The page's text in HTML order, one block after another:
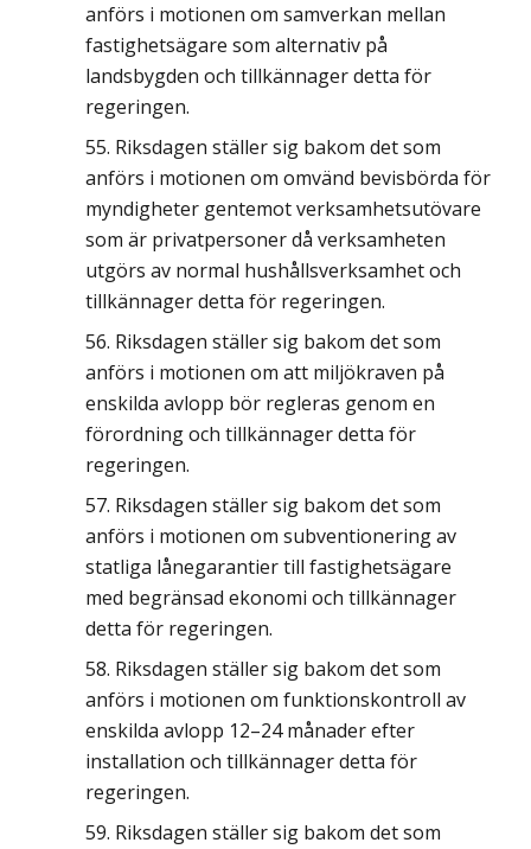
anförs i motionen om samverkan mellan
fastighetsägare som alternativ på
landsbygden och tillkännager detta för
regeringen.
Riksdagen ställer sig bakom det som
anförs i motionen om omvänd bevisbörda för
myndigheter gentemot verksamhetsutövare
som är privatpersoner då verksamheten
utgörs av normal hushållsverksamhet och
tillkännager detta för regeringen.
Riksdagen ställer sig bakom det som
anförs i motionen om att miljökraven på
enskilda avlopp bör regleras genom en
förordning och tillkännager detta för
regeringen.
Riksdagen ställer sig bakom det som
anförs i motionen om subventionering av
statliga lånegarantier till fastighetsägare
med begränsad ekonomi och tillkännager
detta för regeringen.
Riksdagen ställer sig bakom det som
anförs i motionen om funktionskontroll av
enskilda avlopp 12–24 månader efter
installation och tillkännager detta för
regeringen.
Riksdagen ställer sig bakom det som